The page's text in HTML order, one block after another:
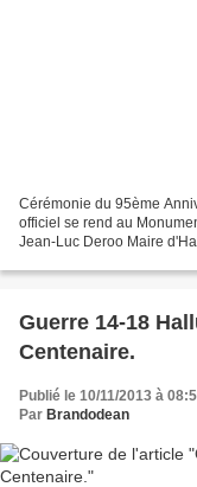
Cérémonie du 95ème
officiel se rend au
Jean-Luc Deroo Maire
Guerre 14-18
Centenaire.
Publié le 10/11/2013 à
Par Brandodean